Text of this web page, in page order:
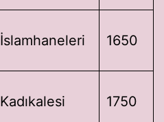
İslamhaneleri 1650
Kadıkalesi 1750